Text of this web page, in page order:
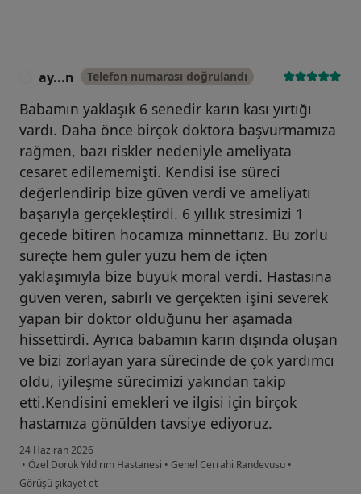
ay...n Telefon numarası doğrulandı
Babamın yaklaşık 6 senedir karın kası yırtığı
vardı. Daha önce birçok doktora başvurmamıza
rağmen, bazı riskler nedeniyle ameliyata
cesaret edilememişti. Kendisi ise süreci
değerlendirip bize güven verdi ve ameliyatı
başarıyla gerçekleştirdi. 6 yıllık stresimizi 1
gecede bitiren hocamıza minnettarız. Bu zorlu
süreçte hem güler yüzü hem de içten
yaklaşımıyla bize büyük moral verdi. Hastasına
güven veren, sabırlı ve gerçekten işini severek
yapan bir doktor olduğunu her aşamada
hissettirdi. Ayrıca babamın karın dışında oluşan
ve bizi zorlayan yara sürecinde de çok yardımcı
oldu, iyileşme sürecimizi yakından takip
etti.Kendisini emekleri ve ilgisi için birçok
hastamıza gönülden tavsiye ediyoruz.
24 Haziran 2026
• Özel Doruk Yıldırım Hastanesi • Genel Cerrahi Randevusu •
kullanıcının görüşüne göre ay...n
Görüşü şikayet et